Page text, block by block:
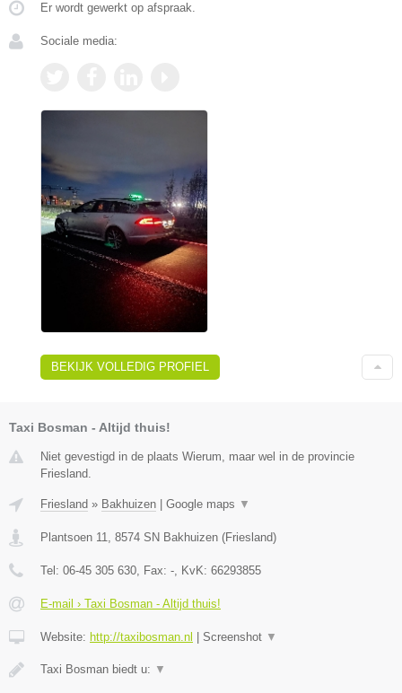
Er wordt gewerkt op afspraak.
Sociale media:
BEKIJK VOLLEDIG PROFIEL
Taxi Bosman - Altijd thuis!
Niet gevestigd in de plaats Wierum, maar wel in de provincie
Friesland.
Friesland » Bakhuizen Google maps ▼
Plantsoen 11, 8574 SN Bakhuizen (Friesland)
Tel: 06-45 305 630, Fax: -, KvK: 66293855
E-mail › Taxi Bosman - Altijd thuis!
Website: http://taxibosman.nl Screenshot ▼
Taxi Bosman biedt u: ▼